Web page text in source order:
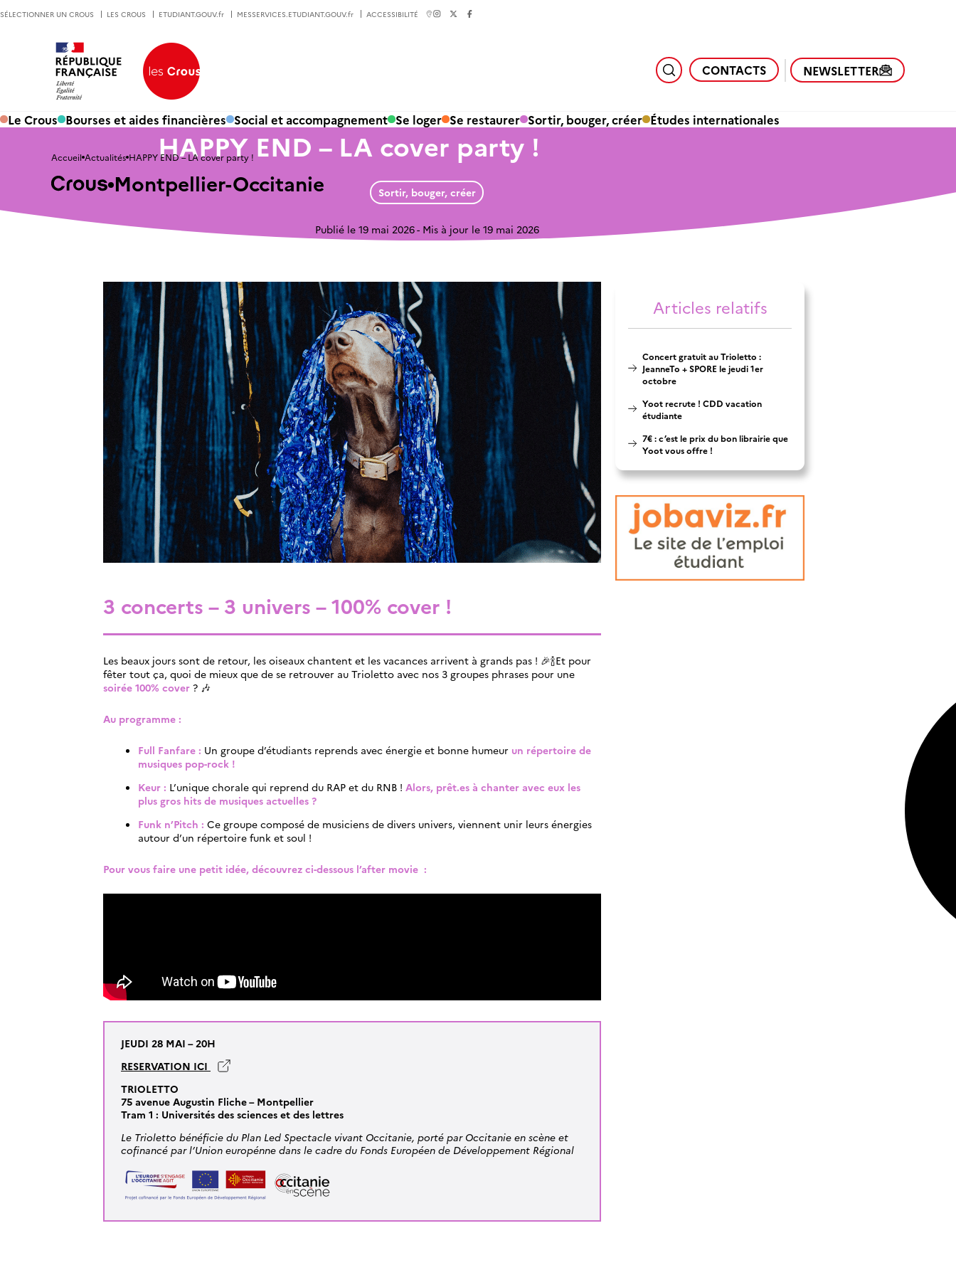
SÉLECTIONNER UN CROUS LES CROUS ETUDIANT.GOUV.fr MESSERVICES.ETUDIANT.GOUV.fr ACCESSIBILITÉ
CONTACTS NEWSLETTER
Le Crous Bourses et aides financières Social et accompagnement Se loger Se restaurer Sortir, bouger, créer Études internationales
Accueil Actualités HAPPY END – LA cover party !
Montpellier-Occitanie
HAPPY END – LA cover party !
Sortir, bouger, créer
Publié le 19 mai 2026 Mis à jour le 19 mai 2026
3 concerts – 3 univers – 100% cover !
Les beaux jours sont de retour, les oiseaux chantent et les vacances arrivent à grands pas ! 🎉🍾Et pour
fêter tout ça, quoi de mieux que de se retrouver au Trioletto avec nos 3 groupes phrases pour une
soirée 100% cover ? 🎶
Au programme :
Full Fanfare : Un groupe d’étudiants reprends avec énergie et bonne humeur un répertoire de
musiques pop-rock !
Keur : L’unique chorale qui reprend du RAP et du RNB ! Alors, prêt.es à chanter avec eux les
plus gros hits de musiques actuelles ?
Funk n’Pitch : Ce groupe composé de musiciens de divers univers, viennent unir leurs énergies
autour d’un répertoire funk et soul !
Pour vous faire une petit idée, découvrez ci-dessous l’after movie :
JEUDI 28 MAI – 20H
RESERVATION ICI
TRIOLETTO
75 avenue Augustin Fliche – Montpellier
Tram 1 : Universités des sciences et des lettres
Le Trioletto bénéficie du Plan Led Spectacle vivant Occitanie, porté par Occitanie en scène et
cofinancé par l’Union europénne dans le cadre du Fonds Européen de Développement Régional
Articles relatifs
Concert gratuit au Trioletto :
JeanneTo + SPORE le jeudi 1er
octobre
Yoot recrute ! CDD vacation
étudiante
7€ : c’est le prix du bon librairie que
Yoot vous offre !